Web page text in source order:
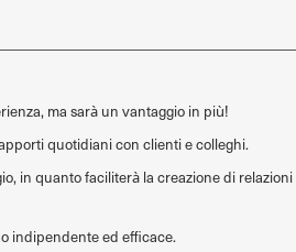
ma sarà un vantaggio in più!
quotidiani con clienti e colleghi.
in quanto faciliterà la creazione di relazioni
indipendente ed efficace.